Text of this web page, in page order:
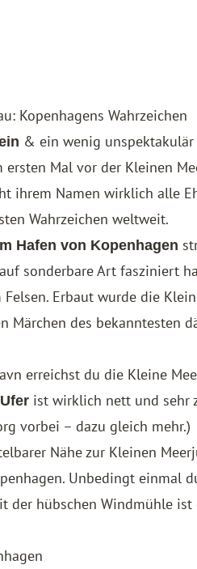
Kopenhagens Wahrzeichen
& ein wenig
ersten Mal vor der Kleinen
ihrem Namen wirklich alle
Wahrzeichen weltweit.
Hafen von Kopenhagen
sonderbare Art fasziniert
Erbaut wurde die
Märchen des bekanntesten
erreichst du die Kleine
ist wirklich nett und sehr
vorbei – dazu gleich mehr.)
Nähe zur Kleinen
Unbedingt einmal
der hübschen Windmühle